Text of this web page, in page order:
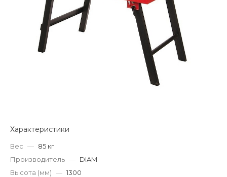
Характеристики
Вес — 85 кг
Производитель — DIAM
Высота (мм) — 1300